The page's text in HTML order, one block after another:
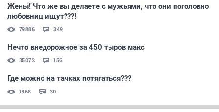
Жены! Что же вы делаете с мужьями, что они поголовно
любовниц ищут???!
79886 349
Нечто внедорожное за 450 тыров макс
35072 156
Где можно на тачках потягаться???
1868 30